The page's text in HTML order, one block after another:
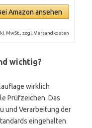
Amazon ansehen
MwSt., zzgl. Versandkosten
wichtig?
wirklich
Prüfzeichen. Das
und Verarbeitung der
eingehalten